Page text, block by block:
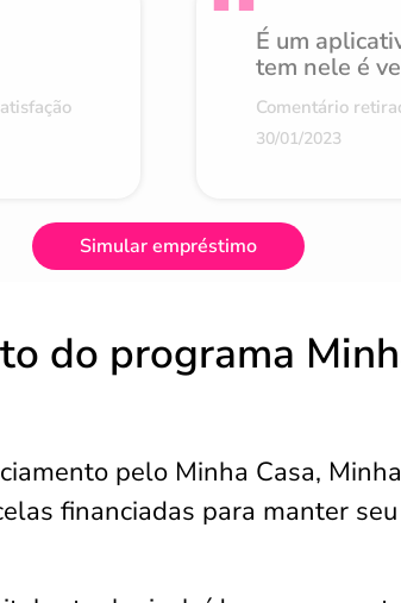
É um
tem nele é
Comentário
30/01/2023
Simular empréstimo
do programa
pelo Minha Casa,
financiadas para manter